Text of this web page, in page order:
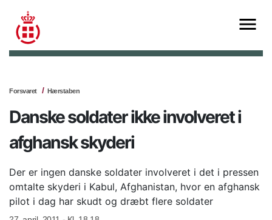
Forsvaret Hærstaben
Danske soldater ikke involveret i
afghansk skyderi
Der er ingen danske soldater involveret i det i pressen
omtalte skyderi i Kabul, Afghanistan, hvor en afghansk
pilot i dag har skudt og dræbt flere soldater